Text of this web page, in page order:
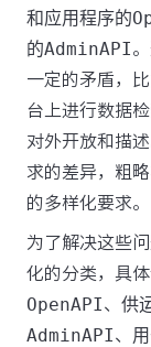
和应用程序的
的AdminAPI
一定的矛盾，
台上进行数据
对外开放和描
求的差异，粗
的多样化要求。
为了解决这些
化的分类，具体
OpenAPI、 供
AdminAPI、